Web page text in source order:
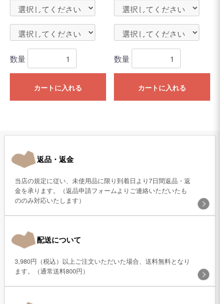
数量
カートに入れる
数量
カートに入れる
返品・返金
当店の規定に従い、未使用品に限り到着日より7日間返品・返
金を承ります。（返品申請フォームよりご連絡いただいたも
ののみ対応いたします）
配送について
3,980円（税込）以上ご注文いただいた場合、送料無料となり
ます。（通常送料800円）